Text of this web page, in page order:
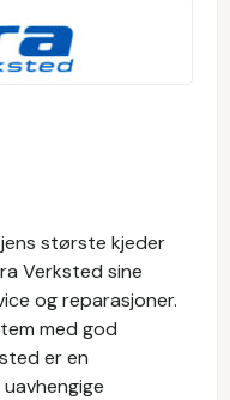
største kjeder
Verksted sine
og reparasjoner.
med god
er en